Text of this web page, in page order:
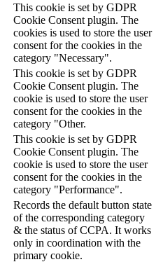
This cookie is set by GDPR
Cookie Consent plugin. The
cookies is used to store the user
consent for the cookies in the
category "Necessary".
This cookie is set by GDPR
Cookie Consent plugin. The
cookie is used to store the user
consent for the cookies in the
category "Other.
This cookie is set by GDPR
Cookie Consent plugin. The
cookie is used to store the user
consent for the cookies in the
category "Performance".
Records the default button state
of the corresponding category
& the status of CCPA. It works
only in coordination with the
primary cookie.